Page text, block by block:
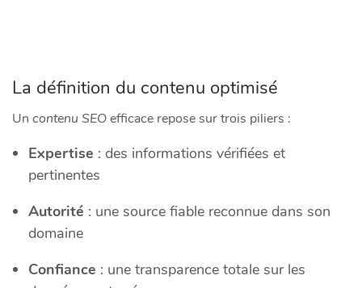
La définition du contenu optimisé
Un contenu SEOefficace repose sur trois piliers :
Expertise : des informations vérifiées et
pertinentes
Autorité : une source fiable reconnue dans son
domaine
Confiance : une transparence totale sur les